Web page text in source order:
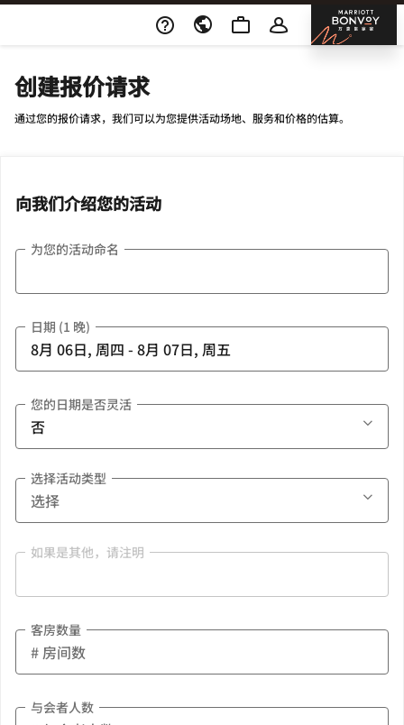
Skip To Content 邦
创建报价请求
通过您的报价请求，我们可以为您提供活动场地、服务和价格的估算。
向我们介绍您的活动
为您的活动命名
日期 (1 晚)
您的日期是否灵活
选择活动类型
如果是其他，请注明
客房数量
与会者人数